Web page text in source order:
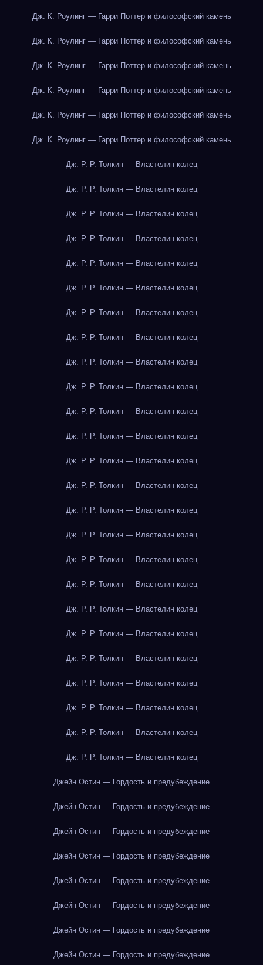
Дж. К. Роулинг — Гарри Поттер и философский камень
Дж. К. Роулинг — Гарри Поттер и философский камень
Дж. К. Роулинг — Гарри Поттер и философский камень
Дж. К. Роулинг — Гарри Поттер и философский камень
Дж. К. Роулинг — Гарри Поттер и философский камень
Дж. К. Роулинг — Гарри Поттер и философский камень
Дж. Р. Р. Толкин — Властелин колец
Дж. Р. Р. Толкин — Властелин колец
Дж. Р. Р. Толкин — Властелин колец
Дж. Р. Р. Толкин — Властелин колец
Дж. Р. Р. Толкин — Властелин колец
Дж. Р. Р. Толкин — Властелин колец
Дж. Р. Р. Толкин — Властелин колец
Дж. Р. Р. Толкин — Властелин колец
Дж. Р. Р. Толкин — Властелин колец
Дж. Р. Р. Толкин — Властелин колец
Дж. Р. Р. Толкин — Властелин колец
Дж. Р. Р. Толкин — Властелин колец
Дж. Р. Р. Толкин — Властелин колец
Дж. Р. Р. Толкин — Властелин колец
Дж. Р. Р. Толкин — Властелин колец
Дж. Р. Р. Толкин — Властелин колец
Дж. Р. Р. Толкин — Властелин колец
Дж. Р. Р. Толкин — Властелин колец
Дж. Р. Р. Толкин — Властелин колец
Дж. Р. Р. Толкин — Властелин колец
Дж. Р. Р. Толкин — Властелин колец
Дж. Р. Р. Толкин — Властелин колец
Дж. Р. Р. Толкин — Властелин колец
Дж. Р. Р. Толкин — Властелин колец
Дж. Р. Р. Толкин — Властелин колец
Джейн Остин — Гордость и предубеждение
Джейн Остин — Гордость и предубеждение
Джейн Остин — Гордость и предубеждение
Джейн Остин — Гордость и предубеждение
Джейн Остин — Гордость и предубеждение
Джейн Остин — Гордость и предубеждение
Джейн Остин — Гордость и предубеждение
Джейн Остин — Гордость и предубеждение